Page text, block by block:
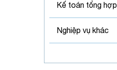
Kế toán tổng hợp
Nghiệp vụ khác